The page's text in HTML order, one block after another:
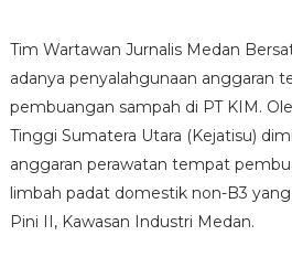
Tim Wartawan Jurnalis Medan
adanya penyalahgunaan anggaran
pembuangan sampah di PT KIM.
Tinggi Sumatera Utara (Kejatisu)
anggaran perawatan tempat
limbah padat domestik non-B3
Pini II, Kawasan Industri Medan.